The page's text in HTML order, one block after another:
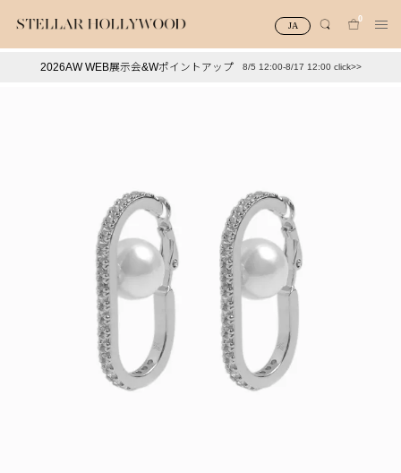
JA
0
2026AW WEB展示会&Wポイントアップ 8/5 12:00-8/17 12:00 click>>